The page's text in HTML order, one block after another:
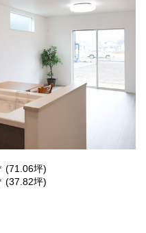
(71.06坪)
(37.82坪)